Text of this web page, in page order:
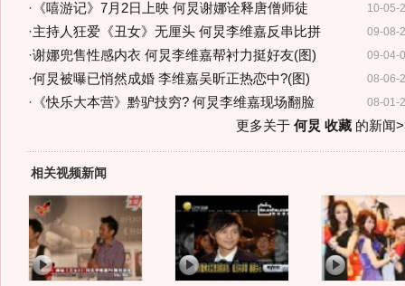
10-05-
· 《嘻游记》7月2日上映 何炅谢娜诠释唐僧师徒
09-08-
·主持人狂爱《丑女》无厘头 何炅李维嘉反串比拼
09-04-
·谢娜兜售性感内衣 何炅李维嘉帮衬力挺好友(图)
08-06-
·何炅被曝已悄然成婚 李维嘉吴昕正热恋中?(图)
08-01-
· 《快乐大本营》黔驴技穷? 何炅李维嘉现场翻脸
更多关于 何炅 收藏的新闻
相关视频新闻